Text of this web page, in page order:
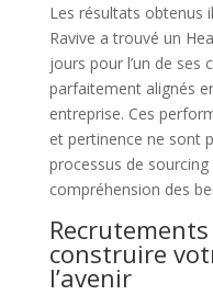
Les résultats obtenus
Ravive a trouvé un
jours pour l’un de ses
parfaitement alignés
entreprise. Ces
et pertinence ne sont
processus de
compréhension des
construire
l’avenir